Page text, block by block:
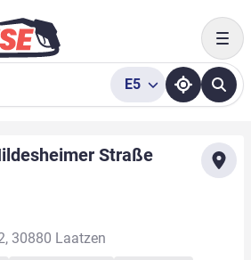
E5
Straße
30880 Laatzen